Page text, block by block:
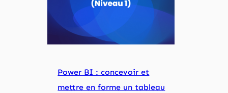
Power BI : concevoir et
mettre en forme un tableau